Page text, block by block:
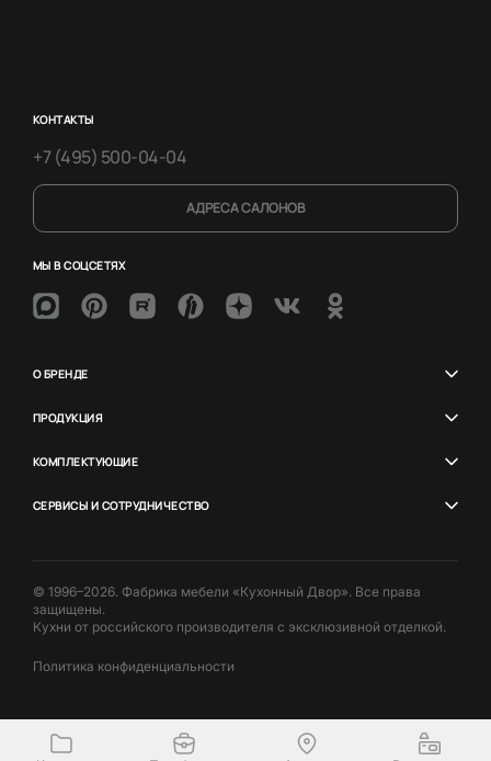
КОНТАКТЫ
+7 (495) 500-04-04
АДРЕСА САЛОНОВ
МЫ В СОЦСЕТЯХ
О БРЕНДЕ
ПРОДУКЦИЯ
КОМПЛЕКТУЮЩИЕ
СЕРВИСЫ И СОТРУДНИЧЕСТВО
© 1996–2026. Фабрика мебели «Кухонный Двор». Все права
защищены.
Кухни от российского производителя с эксклюзивной отделкой.
Политика конфиденциальности